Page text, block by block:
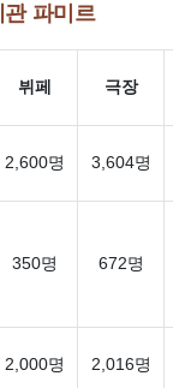
파미르
뷔페 극장
2,600명 3,604명
350명 672명
2,000명 2,016명